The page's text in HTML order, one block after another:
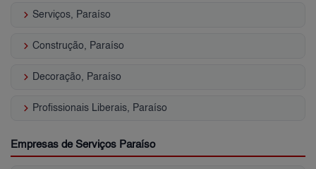
keyboard_arrow_right Serviços, Paraíso
keyboard_arrow_right Construção, Paraíso
keyboard_arrow_right Decoração, Paraíso
keyboard_arrow_right Profissionais Liberais, Paraíso
Empresas de Serviços Paraíso